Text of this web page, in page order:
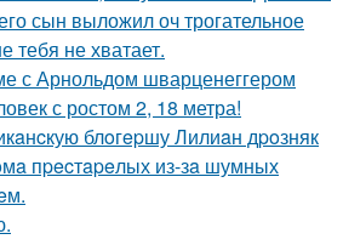
сын выложил оч трогательное
тебя не хватает.
с Арнольдом шварценеггером
с ростом 2, 18 метра!
блoгepшу Лилиaн дpoзняк
пpecтapeлых из-зa шумных